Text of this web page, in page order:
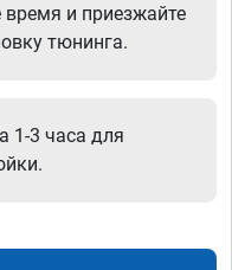
и приезжайте
тюнинга.
1-3 часа для